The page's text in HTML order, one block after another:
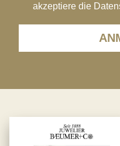
akzeptiere die